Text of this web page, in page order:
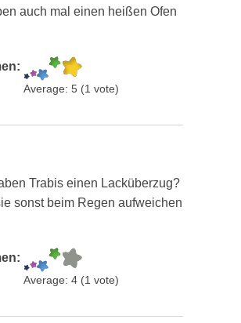
auch mal einen heißen Ofen
Average: 5 (1 vote)
Trabis einen Lacküberzug?
sonst beim Regen aufweichen
Average: 4 (1 vote)